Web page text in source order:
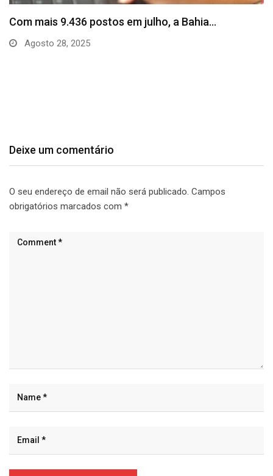
Deixe um comentário
O seu endereço de email não será publicado. Campos
obrigatórios marcados com *